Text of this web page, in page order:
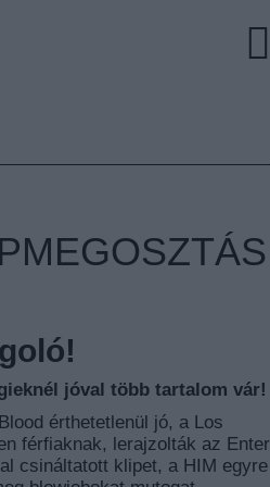
jóval több tartalom vár!
érthetetlenül jó, a Los
férfiaknak, lerajzolták az Enter
csináltatott klipet, a HIM egyre